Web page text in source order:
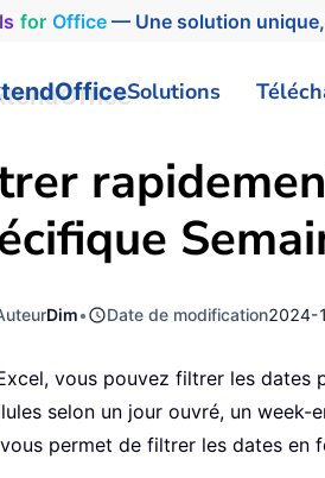
for Office— Une solution
Solutions
Dim• Date de modification2024-
vous pouvez filtrer les dates
selon un jour ouvré, un week-
vous permet de filtrer les dates en